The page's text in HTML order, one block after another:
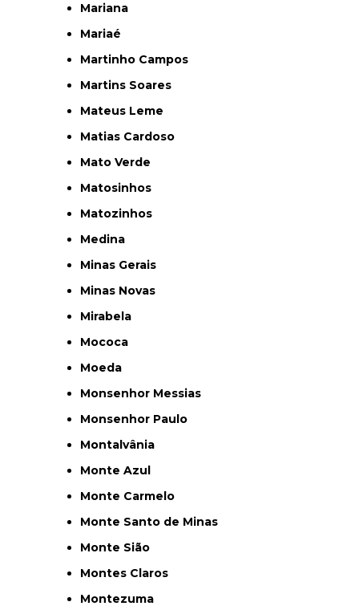
Mariana
Mariaé
Martinho Campos
Martins Soares
Mateus Leme
Matias Cardoso
Mato Verde
Matosinhos
Matozinhos
Medina
Minas Gerais
Minas Novas
Mirabela
Mococa
Moeda
Monsenhor Messias
Monsenhor Paulo
Montalvânia
Monte Azul
Monte Carmelo
Monte Santo de Minas
Monte Sião
Montes Claros
Montezuma